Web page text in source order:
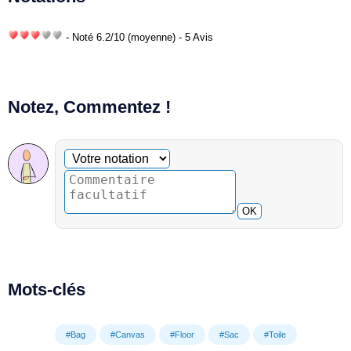
- Noté 6.2/10 (moyenne) - 5 Avis
Notez, Commentez !
Commentaire facultatif
Votre notation
OK
Mots-clés
#Bag #Canvas #Floor #Sac #Toile